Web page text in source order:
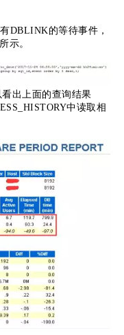
DBLINK的等待事件，
示。
出上面的查询结果
中读取相